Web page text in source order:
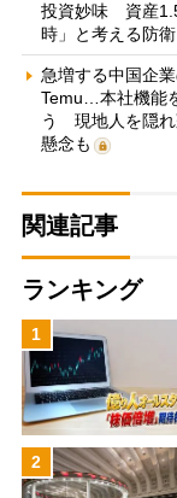
投資妙味 資産
時」と考える防
急増する中国企
Temu…本社機能
う 現地人を隠れ
懸念も
関連記事
ランキング
1
2